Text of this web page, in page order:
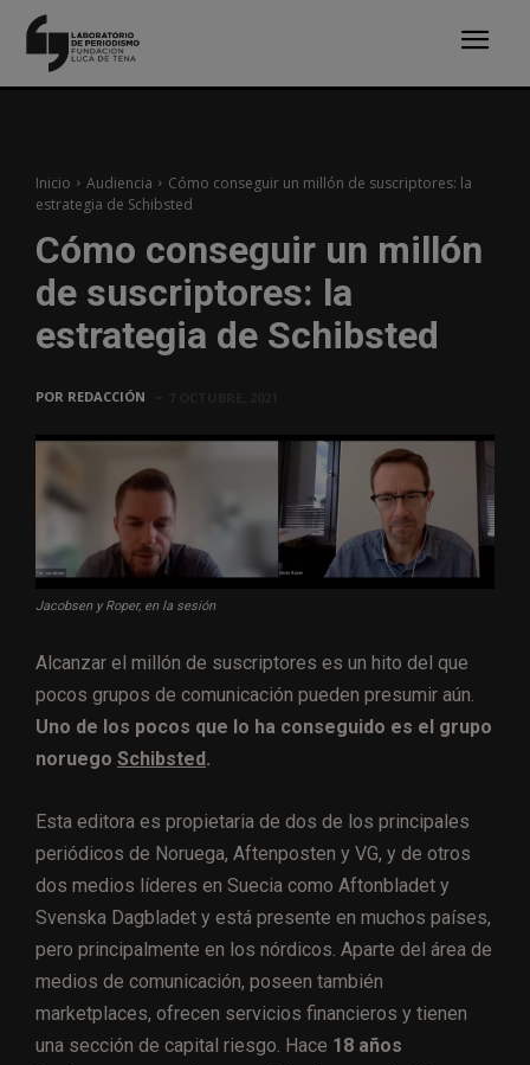
Inicio Audiencia
Cómo conseguir un millón de suscriptores: la
estrategia de Schibsted
Cómo conseguir un millón
de suscriptores: la
estrategia de Schibsted
POR REDACCIÓN
Jacobsen y Roper, en la sesión
Alcanzar el millón de suscriptores es un hito del que
pocos grupos de comunicación pueden presumir aún.
Uno de los pocos que lo ha conseguido es el grupo
noruego Schibsted .
Esta editora es propietaria de dos de los principales
periódicos de Noruega, Aftenposten y VG, y de otros
dos medios líderes en Suecia como Aftonbladet y
Svenska Dagbladet y está presente en muchos países,
pero principalmente en los nórdicos. Aparte del área de
medios de comunicación, poseen también
marketplaces, ofrecen servicios financieros y tienen
una sección de capital riesgo. Hace 18 años